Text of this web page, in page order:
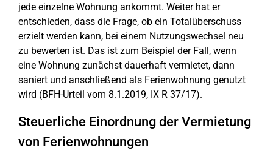
jede einzelne Wohnung ankommt. Weiter hat er
entschieden, dass die Frage, ob ein Totalüberschuss
erzielt werden kann, bei einem Nutzungswechsel neu
zu bewerten ist. Das ist zum Beispiel der Fall, wenn
eine Wohnung zunächst dauerhaft vermietet, dann
saniert und anschließend als Ferienwohnung genutzt
wird (BFH-Urteil vom 8.1.2019, IX R 37/17).
Steuerliche Einordnung der Vermietung
von Ferienwohnungen